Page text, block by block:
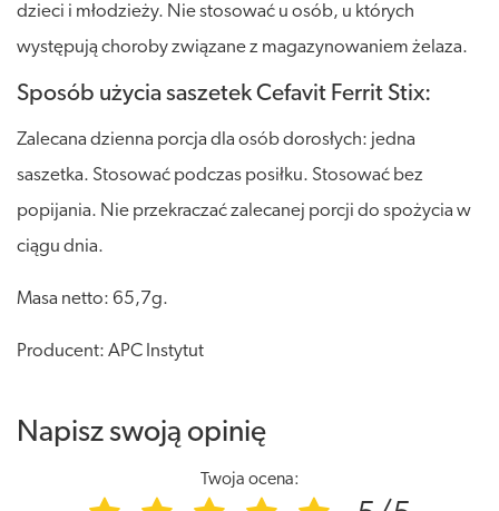
dzieci i młodzieży. Nie stosować u osób, u których
występują choroby związane z magazynowaniem żelaza.
Sposób użycia saszetek Cefavit Ferrit Stix:
Zalecana dzienna porcja dla osób dorosłych: jedna
saszetka. Stosować podczas posiłku. Stosować bez
popijania. Nie przekraczać zalecanej porcji do spożycia w
ciągu dnia.
Masa netto: 65,7g.
Producent: APC Instytut
Napisz swoją opinię
Twoja ocena: